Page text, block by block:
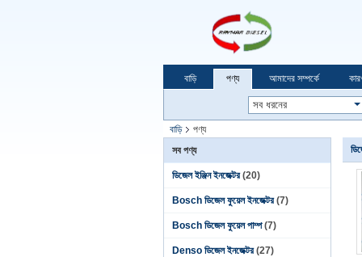
বাড়ি পণ্য আমাদের সম্পর্কে
বাড়ি
পণ্য
সব পণ্য
ডিজেল ইঞ্জিন ইনজেক্টর (20)
Bosch ডিজেল ফুয়েল ইনজেক্টর (7)
Bosch ডিজেল ফুয়েল পাম্প (7)
Denso ডিজেল ইনজেক্টর (27)